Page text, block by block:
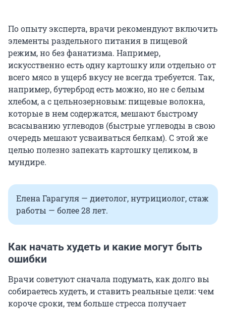
По опыту эксперта, врачи рекомендуют включить
элементы раздельного питания в пищевой
режим, но без фанатизма. Например,
искусственно есть одну картошку или отдельно от
всего мясо в ущерб вкусу не всегда требуется. Так,
например, бутерброд есть можно, но не с белым
хлебом, а с цельнозерновым: пищевые волокна,
которые в нем содержатся, мешают быстрому
всасыванию углеводов (быстрые углеводы в свою
очередь мешают усваиваться белкам). С этой же
целью полезно запекать картошку целиком, в
мундире.
Елена Гарагуля — диетолог, нутрициолог, стаж
работы — более 28 лет.
Как начать худеть и какие могут быть
ошибки
Врачи советуют сначала подумать, как долго вы
собираетесь худеть, и ставить реальные цели: чем
короче сроки, тем больше стресса получает